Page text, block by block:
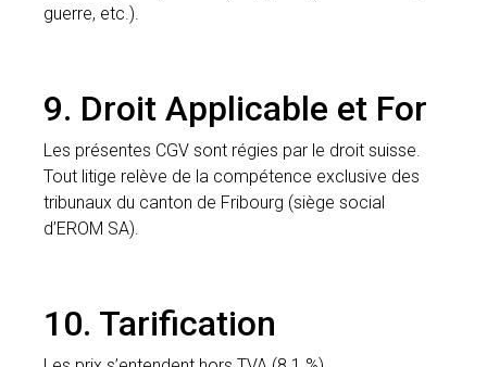
guerre, etc.).
9. Droit Applicable et For
Les présentes CGV sont régies par le droit suisse.
Tout litige relève de la compétence exclusive des
tribunaux du canton de Fribourg (siège social
d’EROM SA).
10. Tarification